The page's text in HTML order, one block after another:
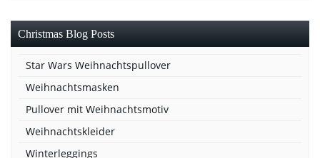
Christmas Blog Posts
Star Wars Weihnachtspullover
Weihnachtsmasken
Pullover mit Weihnachtsmotiv
Weihnachtskleider
Winterleggings